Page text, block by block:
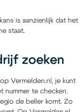
is aanzienlijk dat het
staat.
zoeken
Vermelden.nl, je kunt
nummer te checken.
de beller komt. Zo